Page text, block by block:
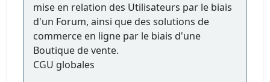
mise en relation des Utilisateurs par le biais
d'un Forum, ainsi que des solutions de
commerce en ligne par le biais d'une
Boutique de vente.
CGU globales